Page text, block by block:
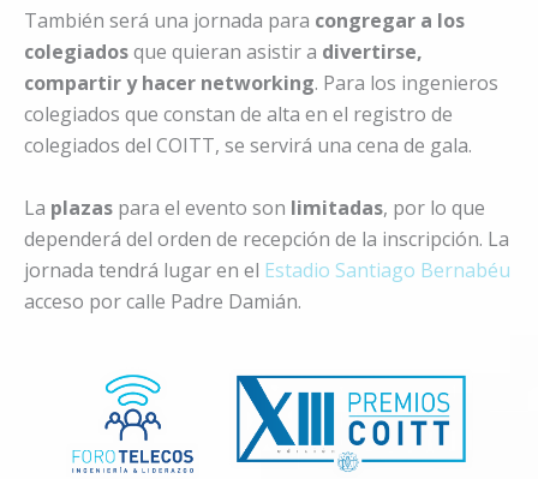
También será una jornada para congregar a los
colegiadosque quieran asistir a divertirse,
compartir y hacer networking. Para los ingenieros
colegiados que constan de alta en el registro de
colegiados del COITT, se servirá una cena de gala.
La plazas para el evento son limitadas, por lo que
dependerá del orden de recepción de la inscripción. La
jornada tendrá lugar en el Estadio Santiago Bernabéu
acceso por calle Padre Damián.